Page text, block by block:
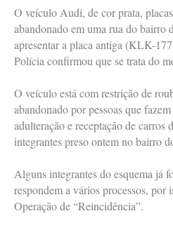
O veículo Audi, de cor prata,
abandonado em uma rua do bairro
apresentar a placa antiga (KLK-
Polícia confirmou que se trata do
O veículo está com restrição de
abandonado por pessoas que
adulteração e receptação de carros
integrantes preso ontem no bairro
Alguns integrantes do esquema já
respondem a vários processos, por
Operação de “Reincidência”.